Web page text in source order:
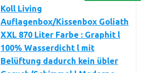
Koll Living
Auflagenbox/Kissenbox Goliath
XXL 870 Liter Farbe : Graphit l
100% Wasserdicht l mit
Belüftung dadurch kein übler